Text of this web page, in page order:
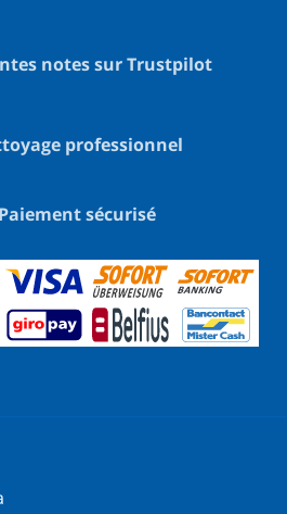
notes sur Trustpilot
professionnel
Paiement sécurisé